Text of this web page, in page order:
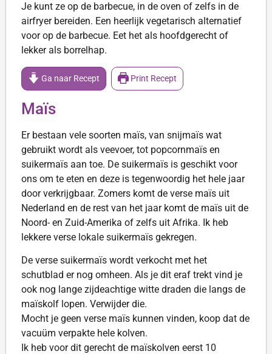
Je kunt ze op de barbecue, in de oven of zelfs in de
airfryer bereiden. Een heerlijk vegetarisch alternatief
voor op de barbecue. Eet het als hoofdgerecht of
lekker als borrelhap.
Ga naar Recept Print Recept
Maïs
Er bestaan vele soorten maïs, van snijmaïs wat
gebruikt wordt als veevoer, tot popcornmaïs en
suikermaïs aan toe. De suikermaïs is geschikt voor
ons om te eten en deze is tegenwoordig het hele jaar
door verkrijgbaar. Zomers komt de verse maïs uit
Nederland en de rest van het jaar komt de maïs uit de
Noord- en Zuid-Amerika of zelfs uit Afrika. Ik heb
lekkere verse lokale suikermaïs gekregen.
De verse suikermaïs wordt verkocht met het
schutblad er nog omheen. Als je dit eraf trekt vind je
ook nog lange zijdeachtige witte draden die langs de
maïskolf lopen. Verwijder die.
Mocht je geen verse maïs kunnen vinden, koop dat de
vacuüm verpakte hele kolven.
Ik heb voor dit gerecht de maïskolven eerst 10